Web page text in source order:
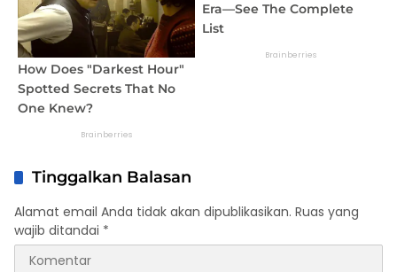
Tinggalkan Balasan
Alamat email Anda tidak akan dipublikasikan. Ruas yang
wajib ditandai *